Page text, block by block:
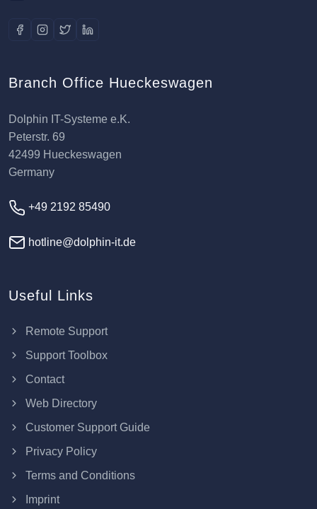
Branch Office Hueckeswagen
Dolphin IT-Systeme e.K.
Peterstr. 69
42499 Hueckeswagen
Germany
+49 2192 85490
hotline@dolphin-it.de
Useful Links
Remote Support
Support Toolbox
Contact
Web Directory
Customer Support Guide
Privacy Policy
Terms and Conditions
Imprint